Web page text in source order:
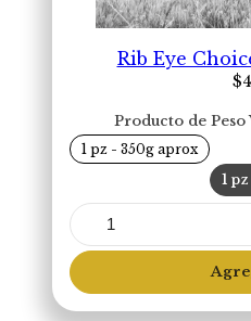
Rib Eye
$
Producto de Peso
1 pz - 350g aprox
1
Rib
Eye
Choice
(Libre
Pastoreo)